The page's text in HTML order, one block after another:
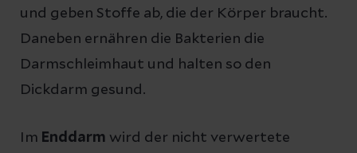
und geben Stoffe ab, die der Körper braucht.
Daneben ernähren die Bakterien die
Darmschleimhaut und halten so den
Dickdarm gesund.
Im Enddarm wird der nicht verwertete